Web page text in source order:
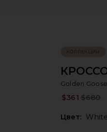
КОЛЛЕКЦИИ
Golden Goose
$361 $680
Цвет: